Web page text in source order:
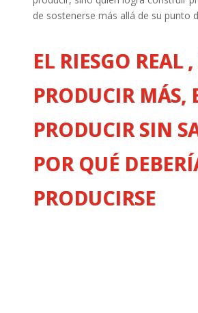
de sostenerse más allá de su punto
EL RIESGO REAL
PRODUCIR MÁS,
PRODUCIR SIN
POR QUÉ
PRODUCIRSE